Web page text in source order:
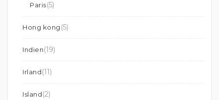
Paris(5)
Hong kong (5)
Indien(19)
Irland(11)
Island(2)